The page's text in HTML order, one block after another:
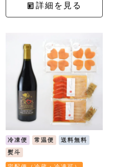
詳細を見る
冷凍便 常温便
送料無料
熨斗